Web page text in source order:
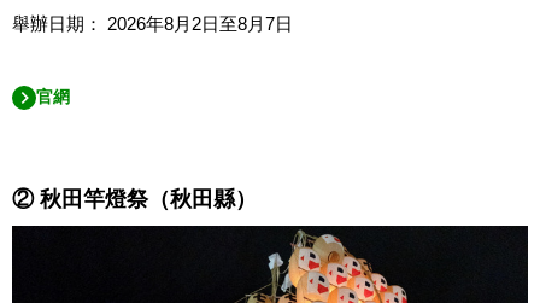
舉辦日期： 2026年8月2日至8月7日
官網
② 秋田竿燈祭（秋田縣）